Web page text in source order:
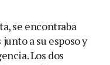
se encontraba
a su esposo y
Los dos